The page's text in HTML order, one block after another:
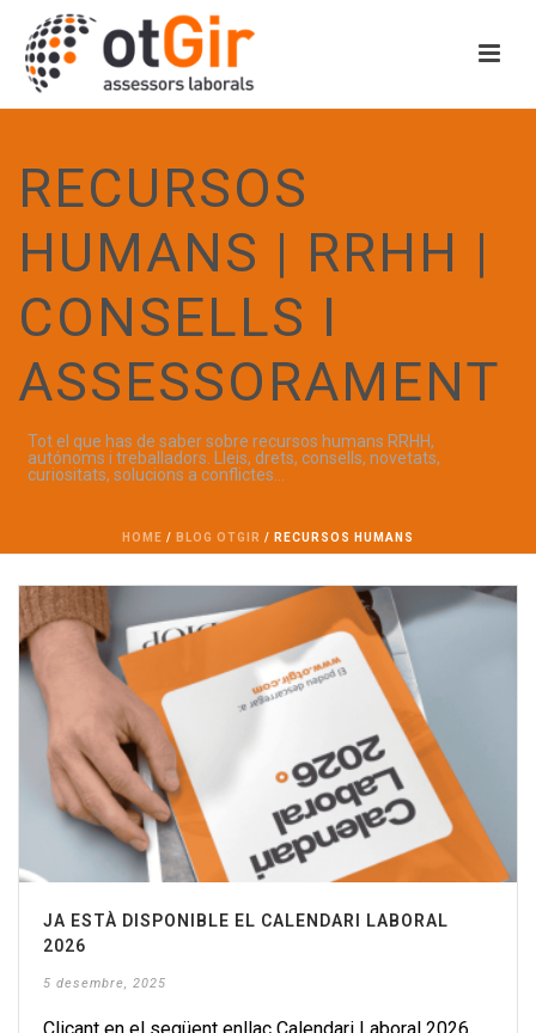
RECURSOS
HUMANS | RRHH |
CONSELLS I
ASSESSORAMENT
Tot el que has de saber sobre recursos humans RRHH,
autónoms i treballadors. Lleis, drets, consells, novetats,
curiositats, solucions a conflictes...
HOME / BLOG OTGIR / RECURSOS HUMANS
JA ESTÀ DISPONIBLE EL CALENDARI LABORAL
2026
5 desembre, 2025
Clicant en el següent enllaç Calendari Laboral 2026,